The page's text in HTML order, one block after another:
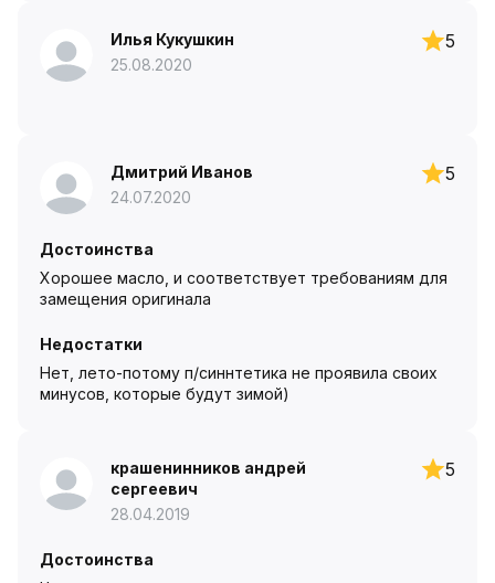
Илья Кукушкин
25.08.2020
5
Дмитрий Иванов
24.07.2020
5
Достоинства
Хорошее масло, и соответствует требованиям для
замещения оригинала
Недостатки
Нет, лето-потому п/синнтетика не проявила своих
минусов, которые будут зимой)
крашенинников андрей
сергеевич
28.04.2019
5
Достоинства